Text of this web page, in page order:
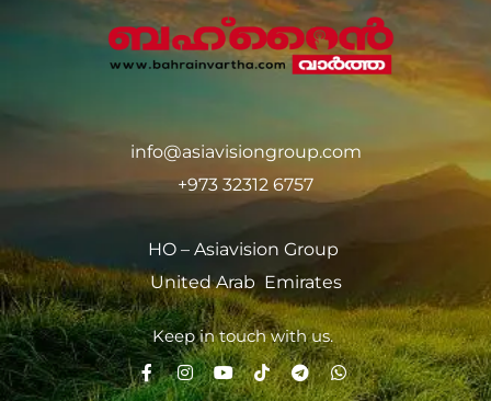
info@asiavisiongroup.com
+973 32312 6757
HO – Asiavision Group
United Arab Emirates
Keep in touch with us.